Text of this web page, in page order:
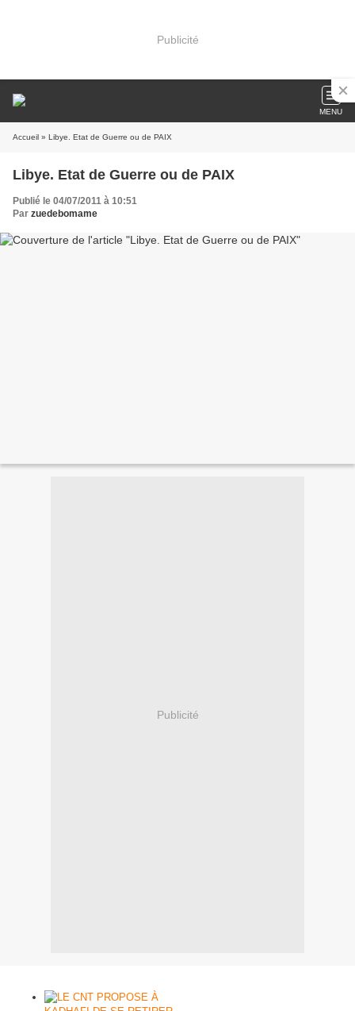
Publicité
MENU
Accueil » Libye. Etat de Guerre ou de PAIX
Libye. Etat de Guerre ou de PAIX
Publié le 04/07/2011 à 10:51
Par zuedebomame
Publicité